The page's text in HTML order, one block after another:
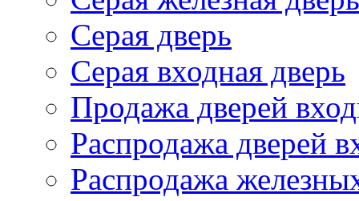
Серая дверь
Серая входная дверь
Продажа дверей
Распродажа дверей
Распродажа